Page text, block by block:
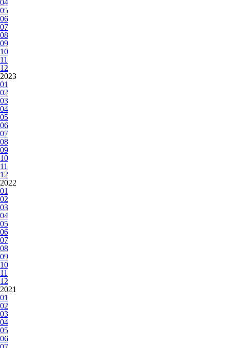
04
05
06
07
08
09
10
11
12
2023
01
02
03
04
05
06
07
08
09
10
11
12
2022
01
02
03
04
05
06
07
08
09
10
11
12
2021
01
02
03
04
05
06